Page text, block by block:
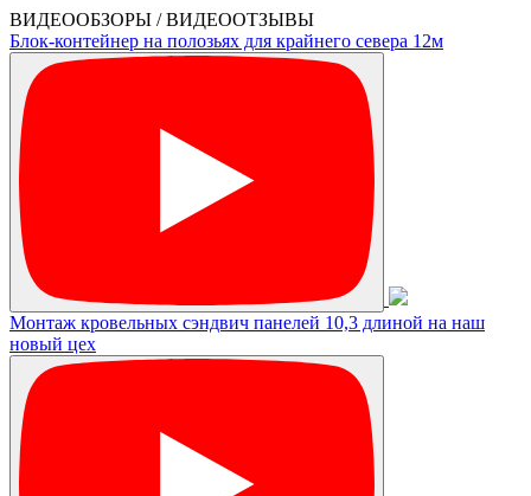
ВИДЕООБЗОРЫ / ВИДЕООТЗЫВЫ
Блок-контейнер на полозьях для крайнего севера 12м
Монтаж кровельных сэндвич панелей 10,3 длиной на наш
новый цех